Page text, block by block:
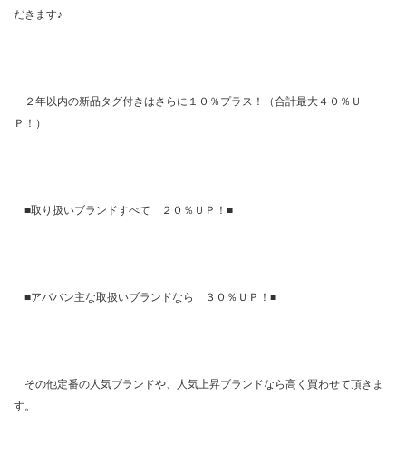
だきます♪
２年以内の新品タグ付きはさらに１０％プラス！（合計最大４０％Ｕ
Ｐ！）
■取り扱いブランドすべて ２０％ＵＰ！■
■アババン主な取扱いブランドなら ３０％ＵＰ！■
その他定番の人気ブランドや、人気上昇ブランドなら高く買わせて頂きま
す。